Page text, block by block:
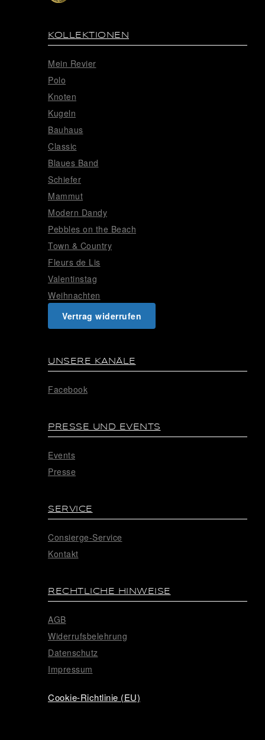
KOLLEKTIONEN
Mein Revier
Polo
Knoten
Kugeln
Bauhaus
Classic
Blaues Band
Schiefer
Mammut
Modern Dandy
Pebbles on the Beach
Town & Country
Fleurs de Lis
Valentinstag
Weihnachten
Vertrag widerrufen
UNSERE KANÄLE
Facebook
PRESSE UND EVENTS
Events
Presse
SERVICE
Consierge-Service
Kontakt
RECHTLICHE HINWEISE
AGB
Widerrufsbelehrung
Datenschutz
Impressum
Cookie-Richtlinie (EU)